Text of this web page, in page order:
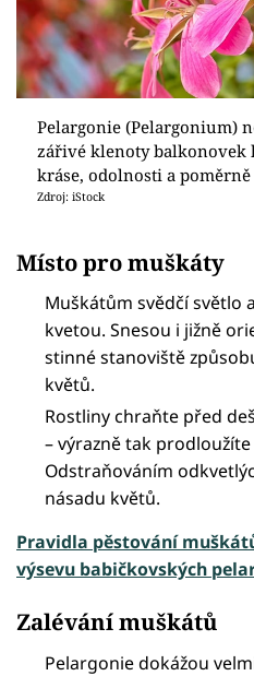
Pelargonie (Pelargonium)
zářivé klenoty balkonovek
kráse, odolnosti a
Zdroj: iStock
Místo pro muškáty
Muškátům svědčí světlo
kvetou. Snesou i jižně
stinné stanoviště
květů.
Rostliny chraňte před
– výrazně tak
Odstraňováním
násadu květů.
Pravidla pěstování
výsevu babičkovských
Zalévání muškátů
Pelargonie dokážou